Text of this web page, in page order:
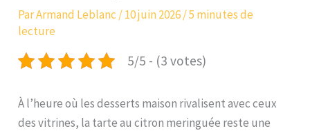
ParArmand Leblanc /10 juin 2026/5 minutes de
lecture
5/5 - (3 votes)
À l’heure où les desserts maison rivalisent avec ceux
des vitrines, la tarte au citron meringuée reste une